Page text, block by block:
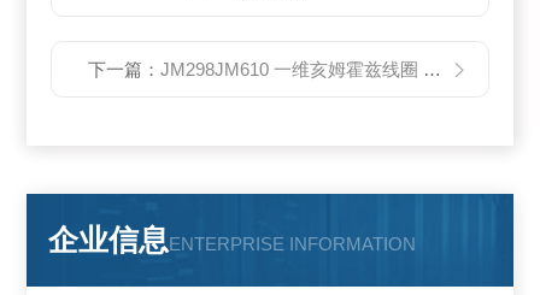
下一篇：JM298JM610 一维亥姆霍兹线圈 磁场发生装置
企业信息ENTERPRISE INFORMATION